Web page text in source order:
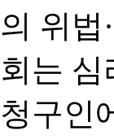
의 위법
회는
청구인